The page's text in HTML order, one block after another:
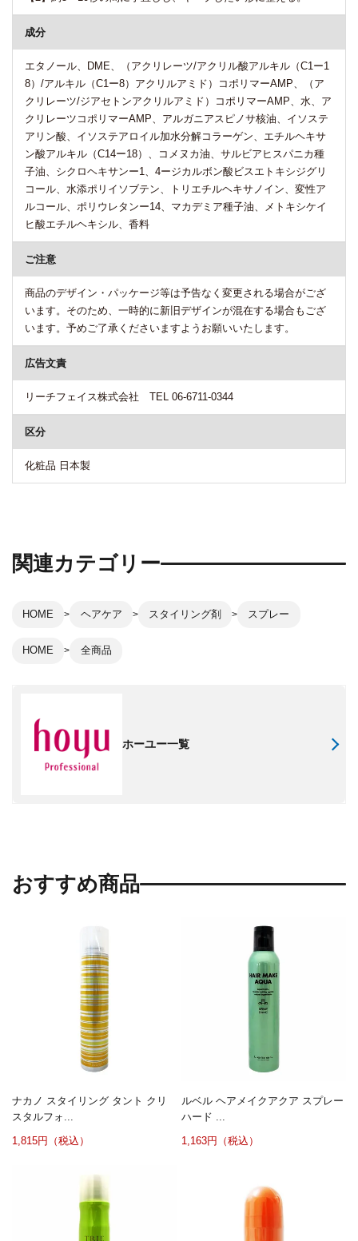
成分
エタノール、DME、（アクリレーツ/アクリル酸アルキル（C1ー1
8）/アルキル（C1ー8）アクリルアミド）コポリマーAMP、（ア
クリレーツ/ジアセトンアクリルアミド）コポリマーAMP、水、ア
クリレーツコポリマーAMP、アルガニアスピノサ核油、イソステ
アリン酸、イソステアロイル加水分解コラーゲン、エチルヘキサ
ン酸アルキル（C14ー18）、コメヌカ油、サルビアヒスパニカ種
子油、シクロヘキサンー1、4ージカルボン酸ビスエトキシジグリ
コール、水添ポリイソブテン、トリエチルヘキサノイン、変性ア
ルコール、ポリウレタンー14、マカデミア種子油、メトキシケイ
ヒ酸エチルヘキシル、香料
ご注意
商品のデザイン・パッケージ等は予告なく変更される場合がござ
います。そのため、一時的に新旧デザインが混在する場合もござ
います。予めご了承くださいますようお願いいたします。
広告文責
リーチフェイス株式会社 TEL 06-6711-0344
区分
化粧品 日本製
関連カテゴリー
HOME ヘアケア スタイリング剤 スプレー
HOME 全商品
ホーユー一覧
おすすめ商品
ナカノ スタイリング タント クリ
スタルフォ...
1,815円（税込）
ルベル ヘアメイクアクア スプレー
ハード ...
1,163円（税込）